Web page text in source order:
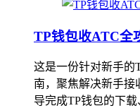
TP钱包收ATC全
这是一份针对新手的
南，聚焦解决新手接
导完成TP钱包的下